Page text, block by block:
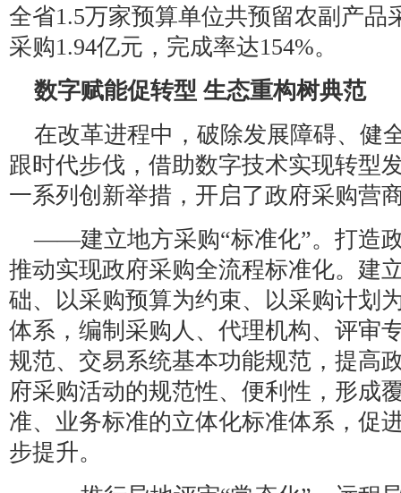
全省1.5万家预算单位共预留农副产品
采购1.94亿元，完成率达154%。
数字赋能促转型 生态重构树典范
在改革进程中，破除发展障碍、健
跟时代步伐，借助数字技术实现转型
一系列创新举措，开启了政府采购营
——建立地方采购“标准化”。打造
推动实现政府采购全流程标准化。建
础、以采购预算为约束、以采购计划
体系，编制采购人、代理机构、评审
规范、交易系统基本功能规范，提高
府采购活动的规范性、便利性，形成
准、业务标准的立体化标准体系，促
步提升。